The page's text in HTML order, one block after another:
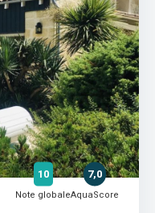
10
Note globale
7,0
AquaScore